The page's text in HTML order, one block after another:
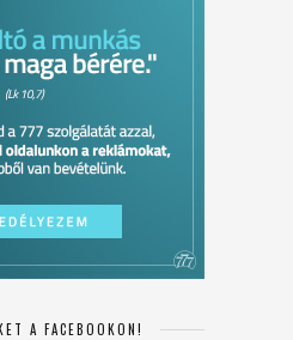
A FACEBOOKON!